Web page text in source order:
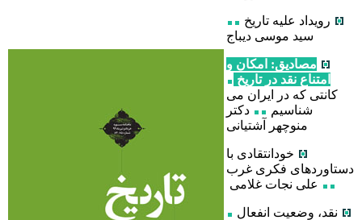
رویداد علیه تاریخ
سید موسی دیباج
مصادیق: امکان و
امتناع نقد در تاریخ
کانتی که در ایران می
شناسیم
دکتر
منوچهر آشتیانی
خودانتقادی با
دستاوردهای فکری غرب
علی نجات غلامی
نقد، وضعیت انفعال